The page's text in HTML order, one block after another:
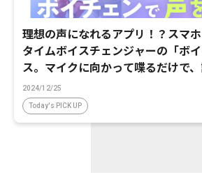
理想の声になれるアプリ！？スマ
タイムボイスチェンジャーの「ボ
ス。マイクに向かって喋るだけで
ケボ風に音声変換が可能に。
2024/12/25
Today's PICK UP